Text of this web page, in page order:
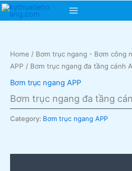
Skip
Main
Home / Bơm trục ngang - Bơm công
APP / Bơm trục ngang đa tầng cánh
Bơm trục ngang APP
Bơm trục ngang đa tầng
Category: Bơm trục ngang APP